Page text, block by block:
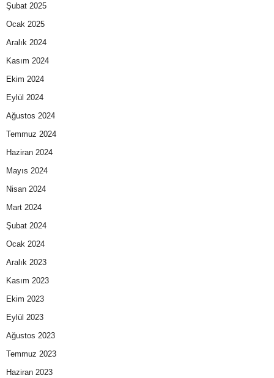
Şubat 2025
Ocak 2025
Aralık 2024
Kasım 2024
Ekim 2024
Eylül 2024
Ağustos 2024
Temmuz 2024
Haziran 2024
Mayıs 2024
Nisan 2024
Mart 2024
Şubat 2024
Ocak 2024
Aralık 2023
Kasım 2023
Ekim 2023
Eylül 2023
Ağustos 2023
Temmuz 2023
Haziran 2023